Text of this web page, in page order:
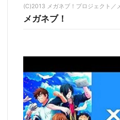
(C)2013 メガネブ！プロジェクト／
メガネブ！